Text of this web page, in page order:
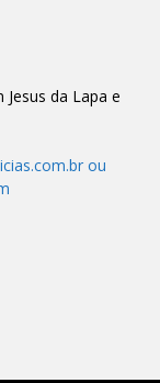
da Lapa e
ou